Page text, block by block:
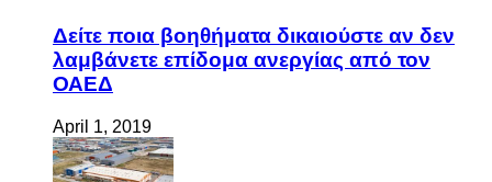
Δείτε ποια βοηθήματα δικαιούστε αν δεν
λαμβάνετε επίδομα ανεργίας από τον
ΟΑΕΔ
April 1, 2019